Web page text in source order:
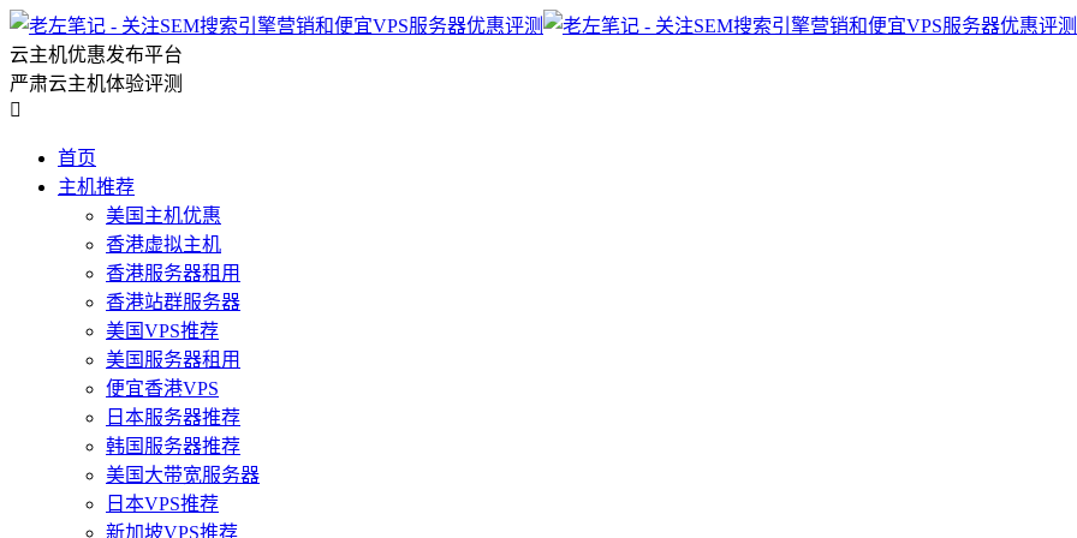
云主机优惠发布平台
严肃云主机体验评测

首页
主机推荐
美国主机优惠
香港虚拟主机
香港服务器租用
香港站群服务器
美国VPS推荐
美国服务器租用
便宜香港VPS
日本服务器推荐
韩国服务器推荐
美国大带宽服务器
日本VPS推荐
新加坡VPS推荐